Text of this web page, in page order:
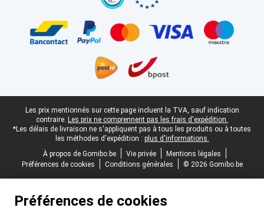
Pied-de-page légal
Les prix mentionnés sur cette page incluent la TVA, sauf indication
contraire. Les prix ne comprennent pas les frais d'expédition.
*Les délais de livraison ne s'appliquent pas à tous les produits ou à toutes
les méthodes d'expédition : plus d'informations.
À propos de Gomibo.be
Vie privée
Mentions légales
Préférences de cookies
Conditions générales © 2026 Gomibo.be
Préférences de cookies